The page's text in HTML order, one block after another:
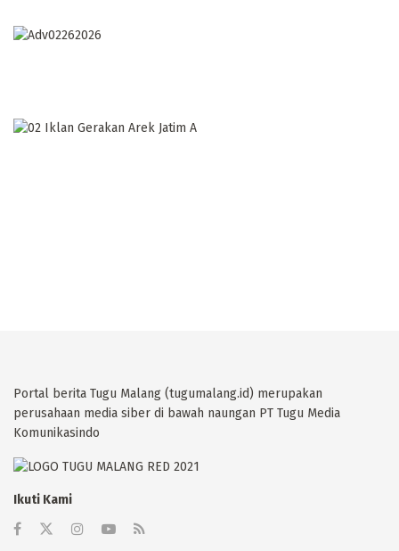
Portal berita Tugu Malang (tugumalang.id) merupakan
perusahaan media siber di bawah naungan PT Tugu Media
Komunikasindo
Ikuti Kami